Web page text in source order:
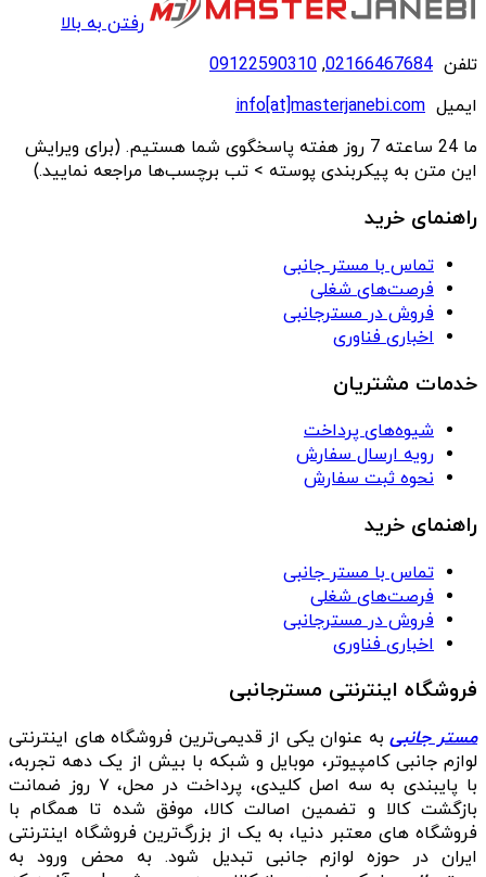
رفتن به بالا
تلفن 02166467684
,
09122590310
ایمیل info[at]masterjanebi.com
ما 24 ساعته 7 روز هفته پاسخگوی شما هستیم. (برای ویرایش
این متن به پیکربندی پوسته > تب برچسب‌ها مراجعه نمایید.)
راهنمای خرید
تماس با مستر جانبی
فرصت‌های شغلی
فروش در مسترجانبی
اخباری فناوری
خدمات مشتریان
شیوه‌های پرداخت
رویه ارسال سفارش
نحوه ثبت سفارش
راهنمای خرید
تماس با مستر جانبی
فرصت‌های شغلی
فروش در مسترجانبی
اخباری فناوری
فروشگاه اینترنتی مسترجانبی
مستر جانبیبه عنوان یکی از قدیمی‌ترین فروشگاه های اینترنتی
لوازم جانبی کامپیوتر، موبایل و شبکه با بیش از یک دهه تجربه،
با پایبندی به سه اصل کلیدی، پرداخت در محل، ۷ روز ضمانت
بازگشت کالا و تضمین اصالت کالا، موفق شده تا همگام با
فروشگاه‌ های معتبر دنیا، به یک از بزرگ‌ترین فروشگاه اینترنتی
ایران در حوزه لوازم جانبی تبدیل شود. به محض ورود به